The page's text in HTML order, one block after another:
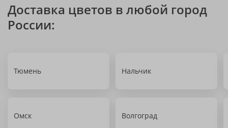
Доставка цветов в любой город
России:
Тюмень Нальчик
Омск Волгоград